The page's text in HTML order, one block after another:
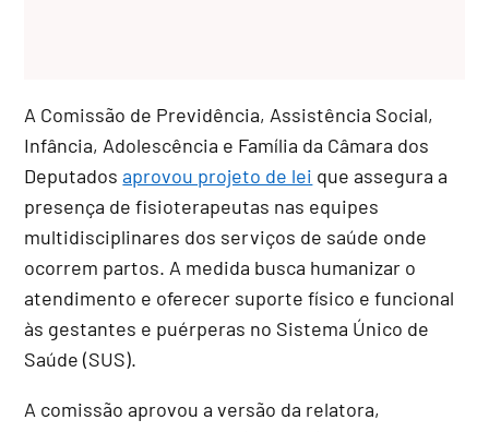
A Comissão de Previdência, Assistência Social,
Infância, Adolescência e Família da Câmara dos
Deputadosaprovou projeto de lei que assegura a
presença de fisioterapeutas nas equipes
multidisciplinares dos serviços de saúde onde
ocorrem partos. A medida busca humanizar o
atendimento e oferecer suporte físico e funcional
às gestantes e puérperas no Sistema Único de
Saúde (SUS).
A comissão aprovou a versão da relatora,